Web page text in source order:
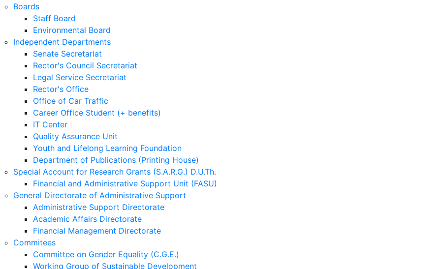
Boards
Staff Board
Environmental Board
Independent Departments
Senate Secretariat
Rector's Council Secretariat
Legal Service Secretariat
Rector's Office
Office of Car Traffic
Career Office Student (+ benefits)
IT Center
Quality Assurance Unit
Youth and Lifelong Learning Foundation
Department of Publications (Printing House)
Special Account for Research Grants (S.A.R.G.) D.U.Th.
Financial and Administrative Support Unit (FASU)
General Directorate of Administrative Support
Administrative Support Directorate
Academic Affairs Directorate
Financial Management Directorate
Commitees
Committee on Gender Equality (C.G.E.)
Working Group of Sustainable Development